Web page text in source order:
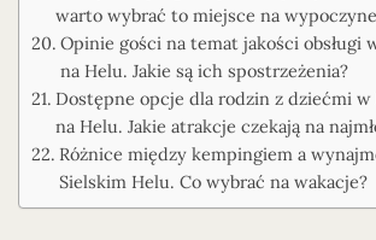
warto wybrać to miejsce na
Opinie gości na temat jakości obsługi
na Helu. Jakie są ich spostrzeżenia?
Dostępne opcje dla rodzin z dziećmi
na Helu. Jakie atrakcje czekają na
Różnice między kempingiem a
Sielskim Helu. Co wybrać na wakacje?